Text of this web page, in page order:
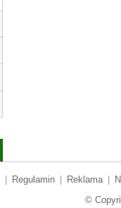
Regulamin Reklama
©